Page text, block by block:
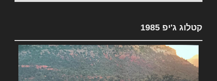
קטלוג ג'יפ 1985